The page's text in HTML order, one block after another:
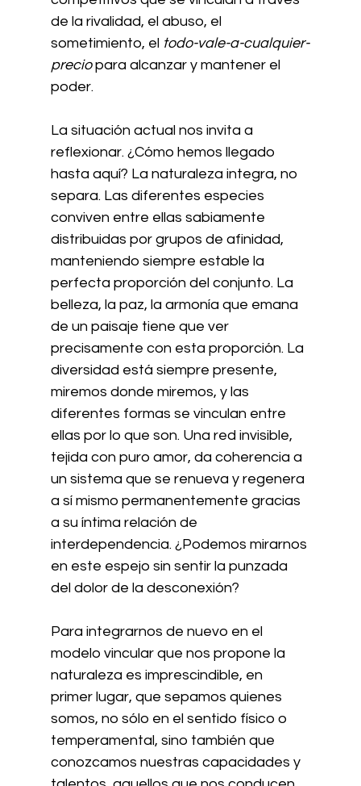
de la rivalidad, el abuso, el
sometimiento, el todo-vale-a-cualquier-
precio para alcanzar y mantener el
poder.
La situación actual nos invita a
reflexionar. ¿Cómo hemos llegado
hasta aquí? La naturaleza integra, no
separa. Las diferentes especies
conviven entre ellas sabiamente
distribuidas por grupos de afinidad,
manteniendo siempre estable la
perfecta proporción del conjunto. La
belleza, la paz, la armonía que emana
de un paisaje tiene que ver
precisamente con esta proporción. La
diversidad está siempre presente,
miremos donde miremos, y las
diferentes formas se vinculan entre
ellas por lo que son. Una red invisible,
tejida con puro amor, da coherencia a
un sistema que se renueva y regenera
a sí mismo permanentemente gracias
a su íntima relación de
interdependencia. ¿Podemos mirarnos
en este espejo sin sentir la punzada
del dolor de la desconexión?
Para integrarnos de nuevo en el
modelo vincular que nos propone la
naturaleza es imprescindible, en
primer lugar, que sepamos quienes
somos, no sólo en el sentido físico o
temperamental, sino también que
conozcamos nuestras capacidades y